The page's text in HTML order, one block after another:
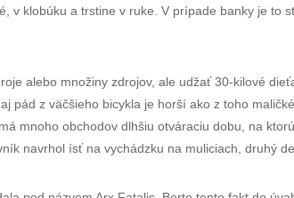
v klobúku a trstine v ruke. V prípade banky je to
alebo množiny zdrojov, ale udžať 30-kilové
pád z väčšieho bicykla je horší ako z toho
mnoho obchodov dlhšiu otváraciu dobu, na
navrhol ísť na vychádzku na muliciach, druhý